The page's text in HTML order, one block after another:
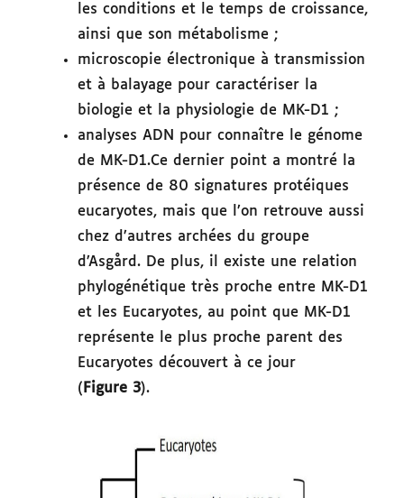
les conditions et le temps de croissance,
ainsi que son métabolisme ;
microscopie électronique à transmission
et à balayage pour caractériser la
biologie et la physiologie de MK-D1 ;
analyses ADN pour connaître le génome
de MK-D1.Ce dernier point a montré la
présence de 80 signatures protéiques
eucaryotes, mais que l’on retrouve aussi
chez d’autres archées du groupe
d’Asgård. De plus, il existe une relation
phylogénétique très proche entre MK-D1
et les Eucaryotes, au point que MK-D1
représente le plus proche parent des
Eucaryotes découvert à ce jour
( Figure 3).